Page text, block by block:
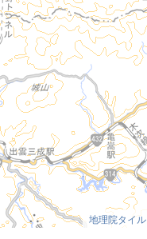
地理院タイル